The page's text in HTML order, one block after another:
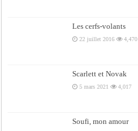
Les cerfs-volants
22 juillet 2016 4,470
Scarlett et Novak
5 mars 2021 4,017
Soufi, mon amour